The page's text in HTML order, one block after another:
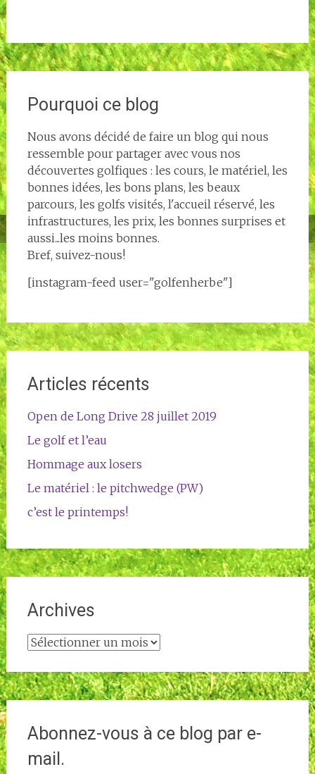
Pourquoi ce blog
Nous avons décidé de faire un blog qui nous
ressemble pour partager avec vous nos
découvertes golfiques : les cours, le matériel, les
bonnes idées, les bons plans, les beaux
parcours, les golfs visités, l'accueil réservé, les
infrastructures, les prix, les bonnes surprises et
aussi...les moins bonnes.
Bref, suivez-nous!
[instagram-feed user="golfenherbe"]
Articles récents
Open de Long Drive 28 juillet 2019
Le golf et l’eau
Hommage aux losers
Le matériel : le pitchwedge (PW)
c’est le printemps!
Archives
Archives
Abonnez-vous à ce blog par e-
mail.